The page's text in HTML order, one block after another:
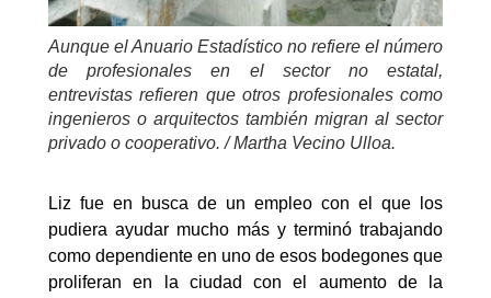
Aunque el Anuario Estadístico no refiere el número
de profesionales en el sector no estatal,
entrevistas refieren que otros profesionales como
ingenieros o arquitectos también migran al sector
privado o cooperativo. / Martha Vecino Ulloa.
Liz fue en busca de un empleo con el que los
pudiera ayudar mucho más y terminó trabajando
como dependiente en uno de esos bodegones que
proliferan en la ciudad con el aumento de la